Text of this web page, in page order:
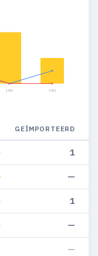
1982 1983
GEÏMPORTEERD
1
—
1
—
—